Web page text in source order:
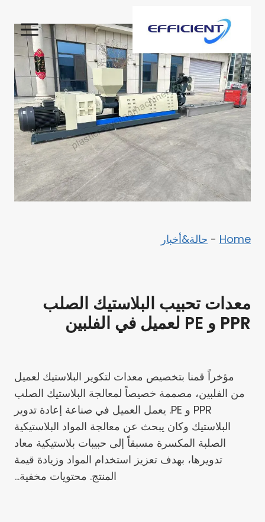
Home
- حالة&أخبار
معدات تحبيب البلاستيك الصلب
PPR و PE لعميل في الفلبين
مؤخراً قمنا بتخصيص معدات لتكوير البلاستيك لعميل
من الفلبين، مصممة خصيصاً لمعالجة البلاستيك الصلب
PPR و PE. يعمل العميل في صناعة إعادة تدوير
البلاستيك وكان يبحث عن معالجة المواد البلاستيكية
الصلبة المكسرة مسبقاً إلى حبيبات بلاستيكية معاد
تدويرها، بهدف تعزيز استخدام المواد وزيادة قيمة
المنتج. محتويات مخفية…